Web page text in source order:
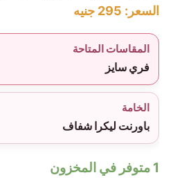
السعر: 295 جنيه
المقاسات المتاحة
فري سايز
الخامة
باورنت ليكرا شفاف
1 متوفر في المخزون